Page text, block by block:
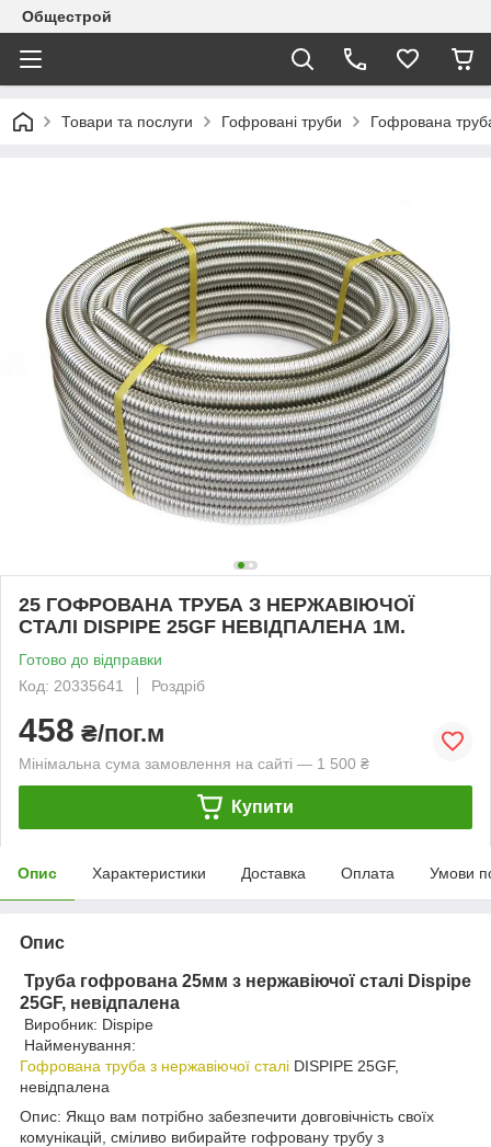
Общестрой
Товари та послуги Гофровані труби Гофрована
25 ГОФРОВАНА ТРУБА З НЕРЖАВІЮЧОЇ
СТАЛІ DISPIPE 25GF НЕВІДПАЛЕНА 1М.
Готово до відправки
Код: 20335641
Роздріб
458 ₴/пог.м
Мінімальна сума замовлення на сайті — 1 500 ₴
Купити
Опис Характеристики Доставка Оплата Умови
Опис
Труба гофрована 25мм з нержавіючої сталі Dispipe
25GF, невідпалена
Виробник: Dispipe
Найменування:
Гофрована труба з нержавіючої сталі DISPIPE 25GF,
невідпалена
Опис: Якщо вам потрібно забезпечити довговічність своїх
комунікацій, сміливо вибирайте гофровану трубу з